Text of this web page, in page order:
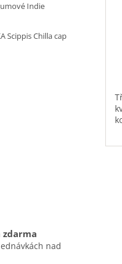
Indie
Scippis Chilla cap
zdarma
nad